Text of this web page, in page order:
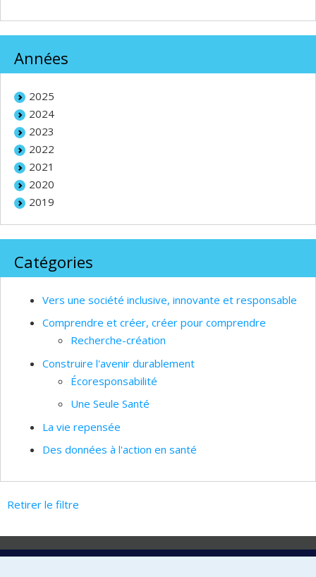
Années
2025
2024
2023
2022
2021
2020
2019
Catégories
Vers une société inclusive, innovante et responsable
Comprendre et créer, créer pour comprendre
Recherche-création
Construire l'avenir durablement
Écoresponsabilité
Une Seule Santé
La vie repensée
Des données à l'action en santé
Retirer le filtre
Laboratoire d'innovation